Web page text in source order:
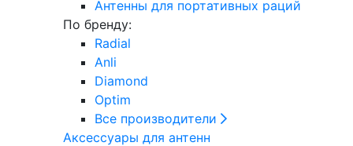
Антенны для портативных раций
По бренду:
Radial
Anli
Diamond
Optim
Все производители
Аксессуары для антенн